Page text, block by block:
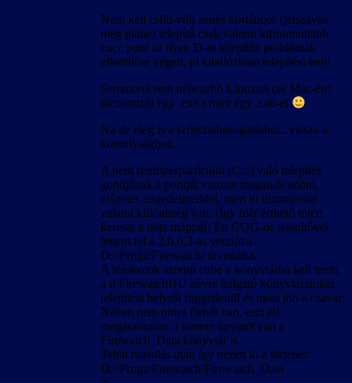
Nem kell csilli-villi zenés körtáncos (jelszavas
meg pláne) telepítő csak valami kifinomultabb
cucc pont az ilyen D-re telepítős problémák
elkerülése végett, pl kitallózható telepítési hely.
Semmivel sem nehezebb Linuxon (se Mac-en)
kicsomizni egy .exe-t mint egy .cab-et
Na de elég is a szőrszálhasogatásból.. vissza a
komolysághoz.
A nem rendszerpartícióra (C://) való telepítés
gondjának a pontját viszont maganak adom,
előzetes engedelmeddel, mert itt bizonyosan
valami különbség van. (Így már érthető miért
kereste a data mappát) Én GOG-os telepítővel
tettem fel a 2.0.0.3-as verziót a
D://Progz/Firewatch/ útvonalra.
A leírásotok szerint ebbe a könyvtárba kell tenni
a ti FirewatchHU névre halgató könyvtáratokat
telepítési helytől függetlenül és most jön a csavar:
Nálam nem nincs (tehát van, eszt jól
megaszontam..) hanem ugyanit van a
Firewatch_Data könyvtár is.
Tehát másolás után így nézett ki a történet:
D://Progz/Firewatch/Firewatch_Data